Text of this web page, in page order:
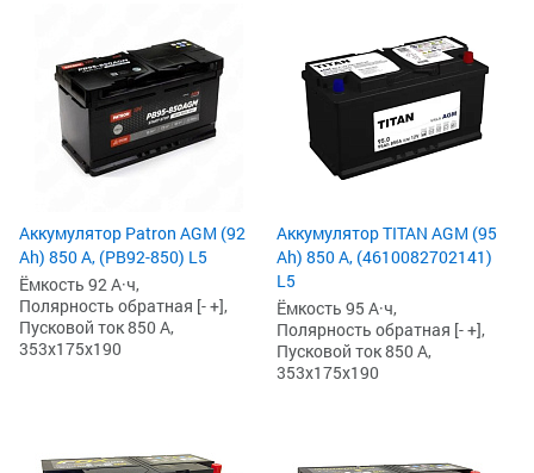
Аккумулятор Patron AGM (92
Ah) 850 А, (PB92-850) L5
Ёмкость 92 А·ч,
Полярность обратная [- +],
Пусковой ток 850 А,
353x175x190
Аккумулятор TITAN AGM (95
Ah) 850 А, (4610082702141)
L5
Ёмкость 95 А·ч,
Полярность обратная [- +],
Пусковой ток 850 А,
353x175x190